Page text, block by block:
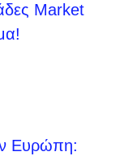
Market
Ευρώπη: